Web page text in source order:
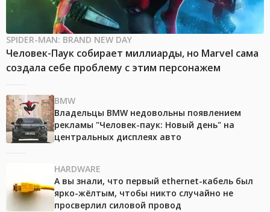
SPIDER-MAN: BRAND NEW DAY
Человек-Паук собирает миллиарды, но Marvel сама
создала себе проблему с этим персонажем
BMW
Владельцы BMW недовольны появлением
рекламы "Человек-паук: Новый день" на
центральных дисплеях авто
HARDWARE
А вы знали, что первый ethernet-кабель был
ярко-жёлтым, чтобы никто случайно не
просверлил силовой провод